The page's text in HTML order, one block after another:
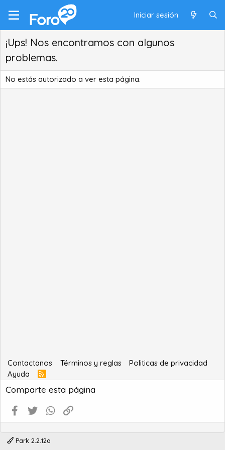
Iniciar sesión
¡Ups! Nos encontramos con algunos
problemas.
No estás autorizado a ver esta página.
Contactanos Términos y reglas
Politicas de privacidad
Ayuda
R
S
S
Comparte esta página
Facebook
Twitter WhatsApp
Park 2.2.12a